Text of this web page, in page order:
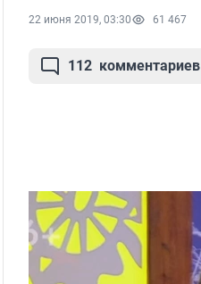
22 июня 2019, 03:30 61 467
112 комментариев